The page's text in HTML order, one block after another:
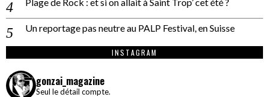
Un reportage pas neutre au PALP Festival, en Suisse
INSTAGRAM
gonzai_magazine
Seul le détail compte.